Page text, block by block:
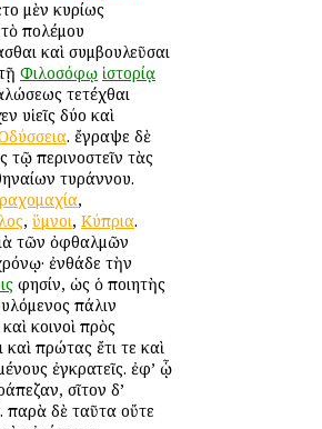
μὲν κυρίως
πολέμου
καὶ συμβουλεῦσαι
Φιλοσόφῳ ἱστορίᾳ
τετέχθαι
υἱεῖς δύο καὶ
. ἔγραψε δὲ
τῷ περινοστεῖν τὰς
τυράννου.
,
, ὕμνοι, Κύπρια.
τῶν ὀφθαλμῶν
ἐνθάδε τὴν
φησίν, ὡς ὁ ποιητὴς
πάλιν
κοινοὶ πρὸς
πρώτας ἔτι τε καὶ
ἐγκρατεῖς. ἐφ’ ᾧ
σῖτον δ’
παρὰ δὲ ταῦτα οὔτε